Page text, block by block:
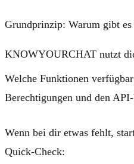
Grundprinzip: Warum gibt es
KNOWYOURCHAT nutzt
Welche Funktionen
Berechtigungen und den
Wenn bei dir etwas fehlt,
Quick-Check: